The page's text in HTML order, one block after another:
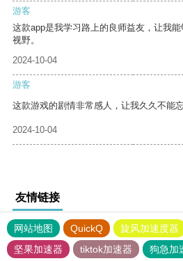
游客
这款app是我学习路上的良师益友，让我
视野。
2024-10-04
游客
这款游戏的剧情非常感人，让我久久不能忘
2024-10-04
友情链接
网站地图 QuickQ 旋风加速度器
坚果加速器
tiktok加速器
狗急加